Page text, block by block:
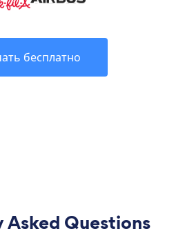
бесплатно
Asked Questions